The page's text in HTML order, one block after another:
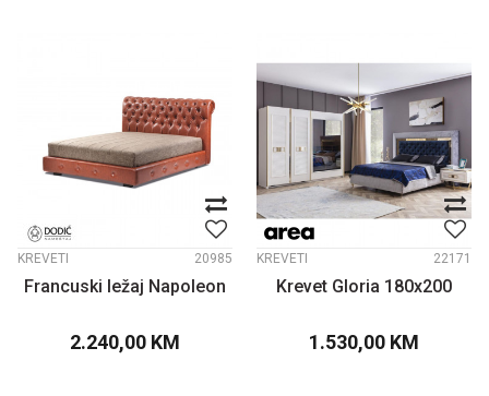
KREVETI 20985
Francuski ležaj Napoleon
2.240,00 KM
KREVETI 22171
Krevet Gloria 180x200
1.530,00 KM